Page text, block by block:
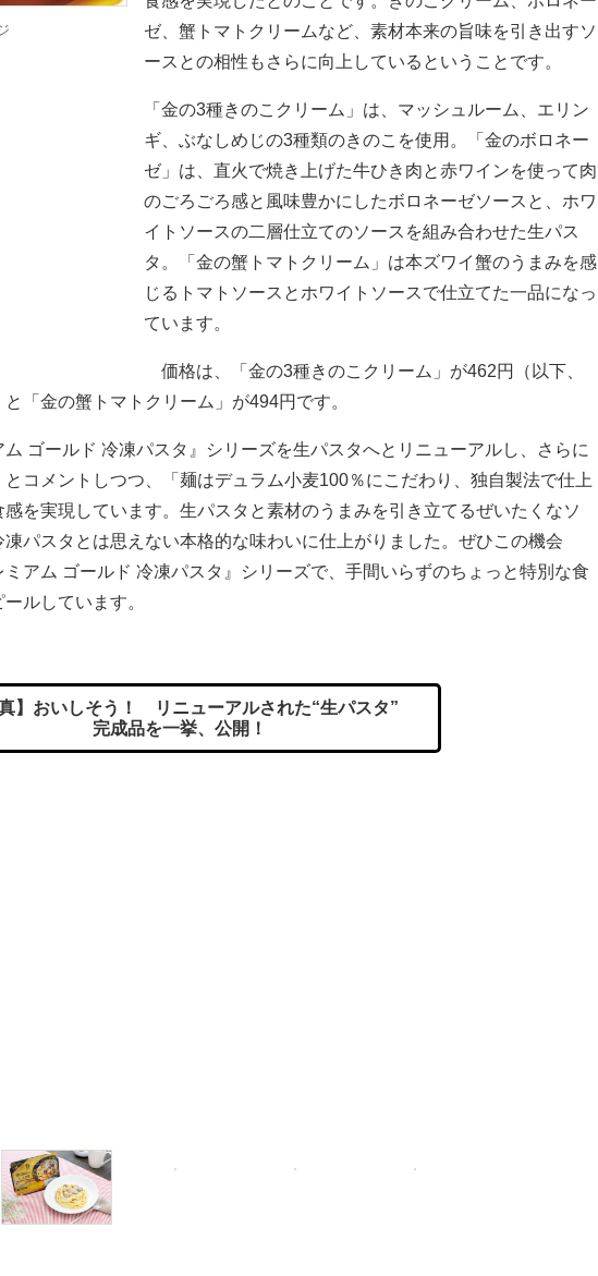
ゼ、蟹トマトクリームなど、素材本来の旨味を引き出すソ
ースとの相性もさらに向上しているということです。
「金の3種きのこクリーム」は、マッシュルーム、エリン
ギ、ぶなしめじの3種類のきのこを使用。「金のボロネー
ゼ」は、直火で焼き上げた牛ひき肉と赤ワインを使って肉
のごろごろ感と風味豊かにしたボロネーゼソースと、ホワ
イトソースの二層仕立てのソースを組み合わせた生パス
タ。「金の蟹トマトクリーム」は本ズワイ蟹のうまみを感
じるトマトソースとホワイトソースで仕立てた一品になっ
ています。
価格は、「金の3種きのこクリーム」が462円（以下、
「金の蟹トマトクリーム」が494円です。
ゴールド 冷凍パスタ』シリーズを生パスタへとリニューアルし、さらに
コメントしつつ、「麺はデュラム小麦100％にこだわり、独自製法で仕上
を実現しています。生パスタと素材のうまみを引き立てるぜいたくなソ
パスタとは思えない本格的な味わいに仕上がりました。ぜひこの機会
アム ゴールド 冷凍パスタ』シリーズで、手間いらずのちょっと特別な食
ルしています。
】おいしそう！ リニューアルされた“生パスタ”
完成品を一挙、公開！